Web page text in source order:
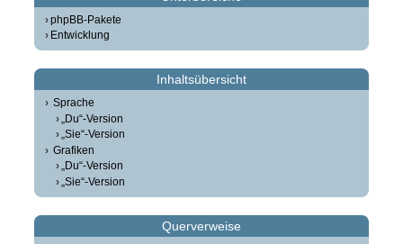
phpBB-Pakete
Entwicklung
Inhaltsübersicht
Sprache
„Du“-Version
„Sie“-Version
Grafiken
„Du“-Version
„Sie“-Version
Querverweise